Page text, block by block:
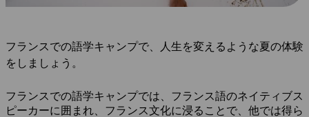
フランスでの語学キャンプで、人生を変えるような夏の体験
をしましょう。
フランスでの語学キャンプでは、フランス語のネイティブス
ピーカーに囲まれ、フランス文化に浸ることで、他では得ら